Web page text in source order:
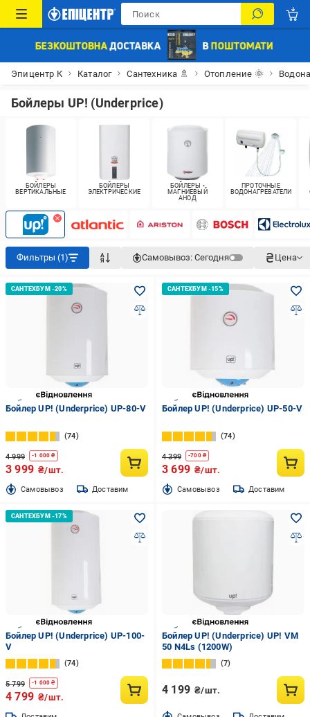
Эпицентр К Каталог Сантехника 🚿 Отопление 🌞
Бойлеры UP! (Underprice)
БОЙЛЕРЫ
ВЕРТИКАЛЬНЫЕ
БОЙЛЕРЫ
ЭЛЕКТРИЧЕСКИЕ
БОЙЛЕРЫ •
МАГНИЕВЫЙ
АНОД
ПРОТОЧНЫЕ
ВОДОНАГРЕВАТЕЛИ
Фильтры (1) Самовывоз: Сегодня Цена
Бойлер UP! (Underprice) UP-80-V
74
4 999 -1 000 ₴
3 999 ₴/шт.
Cамовывоз Доставим
Бойлер UP! (Underprice) UP-50-V
74
4 399 -700₴
3 699 ₴/шт.
Cамовывоз Доставим
Бойлер UP! (Underprice) UP-100-
V
74
5 799 -1 000 ₴
4 799 ₴/шт.
Бойлер UP! (Underprice) UP! VM
50 N4Ls (1200W)
7
4 199 ₴/шт.